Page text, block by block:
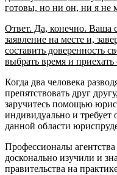
готовы, но ни он, ни я не
Ответ. Да, конечно. Ваша
заявление на месте и,
составить доверенность
выбрать время и приехать
Когда два человека
препятствовать друг
заручитесь помощью
индивидуально и
данной области
Профессионалы агентства
досконально изучили и
правительства на